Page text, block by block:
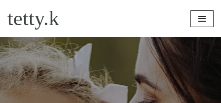
Zum
Inhalt
springen
tetty.k